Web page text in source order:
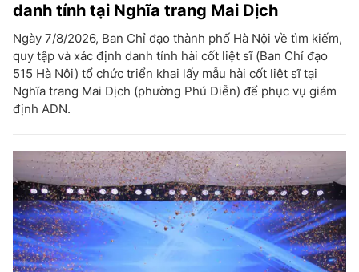
danh tính tại Nghĩa trang Mai Dịch
Ngày 7/8/2026, Ban Chỉ đạo thành phố Hà Nội về tìm kiếm,
quy tập và xác định danh tính hài cốt liệt sĩ (Ban Chỉ đạo
515 Hà Nội) tổ chức triển khai lấy mẫu hài cốt liệt sĩ tại
Nghĩa trang Mai Dịch (phường Phú Diễn) để phục vụ giám
định ADN.